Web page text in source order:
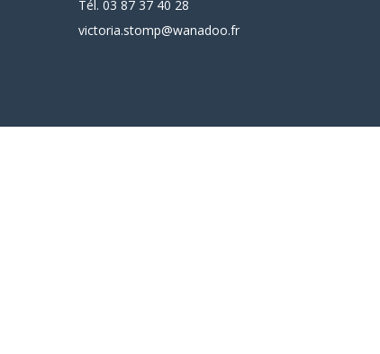
Tél. 03 87 37 40 28
victoria.stomp@wanadoo.fr